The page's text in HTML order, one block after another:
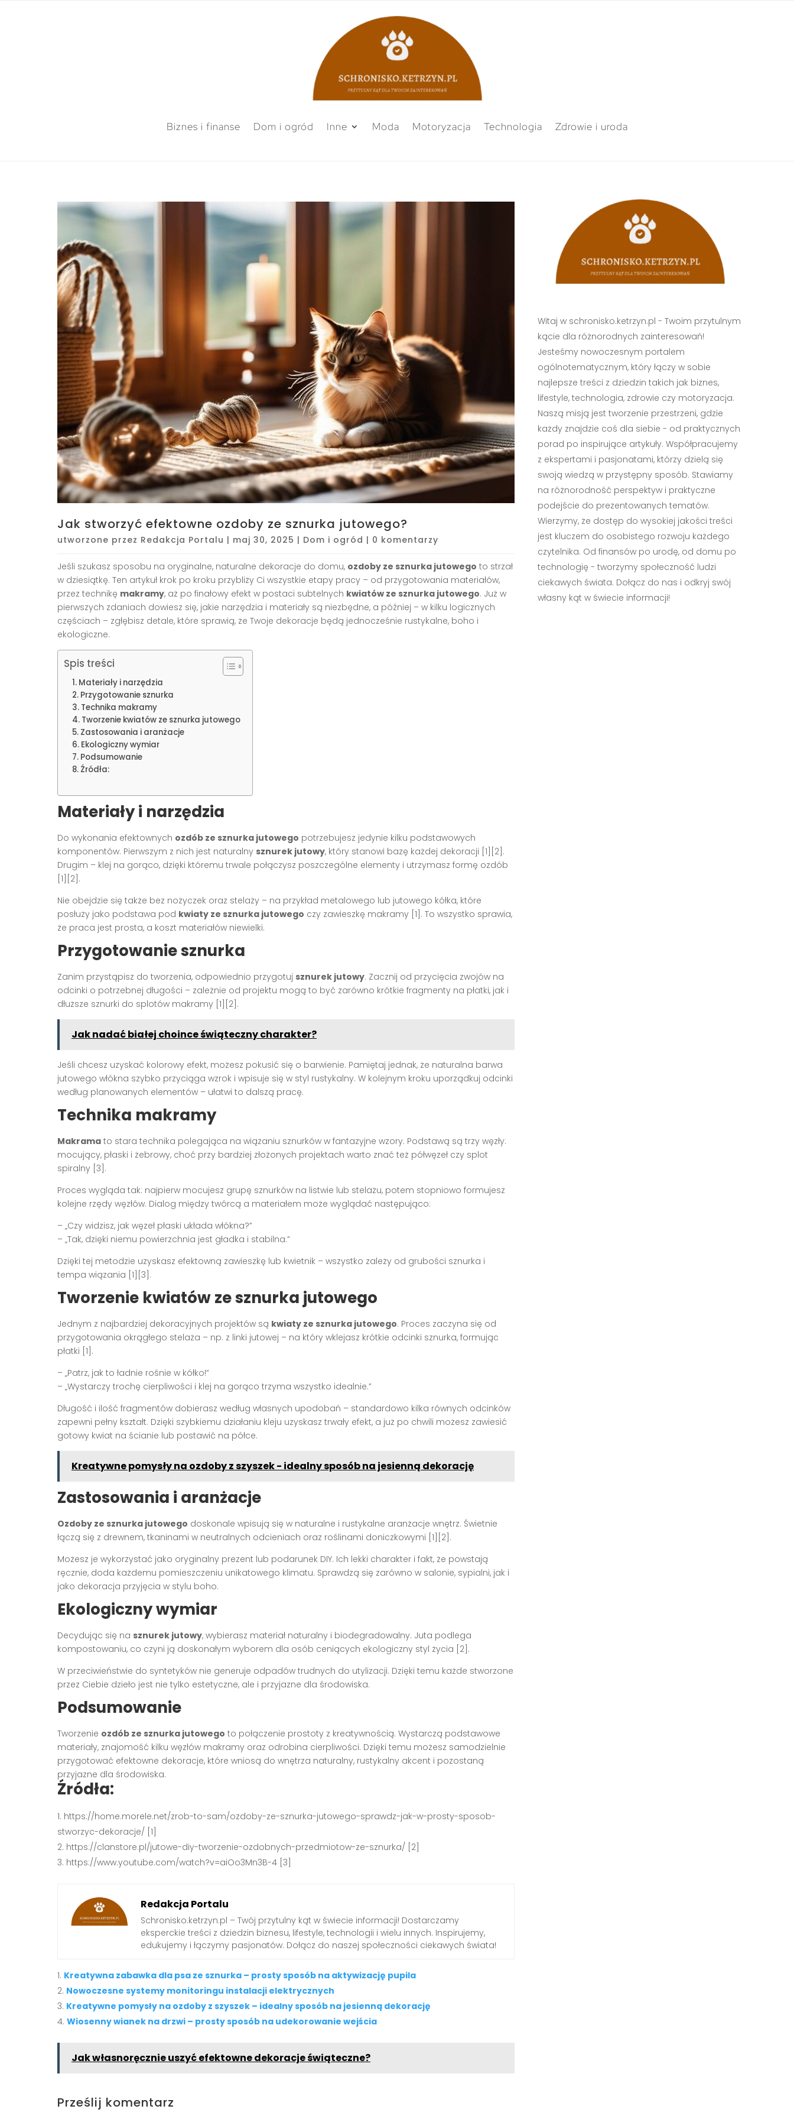
Biznes i finanse Dom i ogród Inne Moda Motoryzacja Technologia Zdrowie i uroda
Jak stworzyć efektowne ozdoby ze sznurka jutowego?
utworzone przez Redakcja Portalu | maj 30, 2025 | Dom i ogród | 0 komentarzy
Jeśli szukasz sposobu na oryginalne, naturalne dekoracje do domu, ozdoby ze sznurka jutowego to strzał
w dziesiątkę. Ten artykuł krok po kroku przybliży Ci wszystkie etapy pracy – od przygotowania materiałów,
przez technikę makramy, aż po finałowy efekt w postaci subtelnych kwiatów ze sznurka jutowego. Już w
pierwszych zdaniach dowiesz się, jakie narzędzia i materiały są niezbędne, a później – w kilku logicznych
częściach – zgłębisz detale, które sprawią, że Twoje dekoracje będą jednocześnie rustykalne, boho i
ekologiczne.
Spis treści
Materiały i narzędzia
Przygotowanie sznurka
Technika makramy
Tworzenie kwiatów ze sznurka jutowego
Zastosowania i aranżacje
Ekologiczny wymiar
Podsumowanie
Źródła:
Materiały i narzędzia
Do wykonania efektownych ozdób ze sznurka jutowego potrzebujesz jedynie kilku podstawowych
komponentów. Pierwszym z nich jest naturalny sznurek jutowy, który stanowi bazę każdej dekoracji [1][2].
Drugim – klej na gorąco, dzięki któremu trwale połączysz poszczególne elementy i utrzymasz formę ozdób
[1][2].
Nie obejdzie się także bez nożyczek oraz stelaży – na przykład metalowego lub jutowego kółka, które
posłuży jako podstawa pod kwiaty ze sznurka jutowego czy zawieszkę makramy [1]. To wszystko sprawia,
że praca jest prosta, a koszt materiałów niewielki.
Przygotowanie sznurka
Zanim przystąpisz do tworzenia, odpowiednio przygotuj sznurek jutowy. Zacznij od przycięcia zwojów na
odcinki o potrzebnej długości – zależnie od projektu mogą to być zarówno krótkie fragmenty na płatki, jak i
dłuższe sznurki do splotów makramy [1][2].
Jak nadać białej choince świąteczny charakter?
Jeśli chcesz uzyskać kolorowy efekt, możesz pokusić się o barwienie. Pamiętaj jednak, że naturalna barwa
jutowego włókna szybko przyciąga wzrok i wpisuje się w styl rustykalny. W kolejnym kroku uporządkuj odcinki
według planowanych elementów – ułatwi to dalszą pracę.
Technika makramy
Makrama to stara technika polegająca na wiązaniu sznurków w fantazyjne wzory. Podstawą są trzy węzły:
mocujący, płaski i żebrowy, choć przy bardziej złożonych projektach warto znać też półwęzeł czy splot
spiralny [3].
Proces wygląda tak: najpierw mocujesz grupę sznurków na listwie lub stelażu, potem stopniowo formujesz
kolejne rzędy węzłów. Dialog między twórcą a materiałem może wyglądać następująco:
– „Czy widzisz, jak węzeł płaski układa włókna?”
– „Tak, dzięki niemu powierzchnia jest gładka i stabilna.”
Dzięki tej metodzie uzyskasz efektowną zawieszkę lub kwietnik – wszystko zależy od grubości sznurka i
tempa wiązania [1][3].
Tworzenie kwiatów ze sznurka jutowego
Jednym z najbardziej dekoracyjnych projektów są kwiaty ze sznurka jutowego. Proces zaczyna się od
przygotowania okrągłego stelaża – np. z linki jutowej – na który wklejasz krótkie odcinki sznurka, formując
płatki [1].
– „Patrz, jak to ładnie rośnie w kółko!”
– „Wystarczy trochę cierpliwości i klej na gorąco trzyma wszystko idealnie.”
Długość i ilość fragmentów dobierasz według własnych upodobań – standardowo kilka równych odcinków
zapewni pełny kształt. Dzięki szybkiemu działaniu kleju uzyskasz trwały efekt, a już po chwili możesz zawiesić
gotowy kwiat na ścianie lub postawić na półce.
Kreatywne pomysły na ozdoby z szyszek - idealny sposób na jesienną dekorację
Zastosowania i aranżacje
Ozdoby ze sznurka jutowego doskonale wpisują się w naturalne i rustykalne aranżacje wnętrz. Świetnie
łączą się z drewnem, tkaninami w neutralnych odcieniach oraz roślinami doniczkowymi [1][2].
Możesz je wykorzystać jako oryginalny prezent lub podarunek DIY. Ich lekki charakter i fakt, że powstają
ręcznie, doda każdemu pomieszczeniu unikatowego klimatu. Sprawdzą się zarówno w salonie, sypialni, jak i
jako dekoracja przyjęcia w stylu boho.
Ekologiczny wymiar
Decydując się na sznurek jutowy, wybierasz materiał naturalny i biodegradowalny. Juta podlega
kompostowaniu, co czyni ją doskonałym wyborem dla osób ceniących ekologiczny styl życia [2].
W przeciwieństwie do syntetyków nie generuje odpadów trudnych do utylizacji. Dzięki temu każde stworzone
przez Ciebie dzieło jest nie tylko estetyczne, ale i przyjazne dla środowiska.
Podsumowanie
Tworzenie ozdób ze sznurka jutowego to połączenie prostoty z kreatywnością. Wystarczą podstawowe
materiały, znajomość kilku węzłów makramy oraz odrobina cierpliwości. Dzięki temu możesz samodzielnie
przygotować efektowne dekoracje, które wniosą do wnętrza naturalny, rustykalny akcent i pozostaną
przyjazne dla środowiska.
Źródła:
https://home.morele.net/zrob-to-sam/ozdoby-ze-sznurka-jutowego-sprawdz-jak-w-prosty-sposob-
stworzyc-dekoracje/ [1]
https://clanstore.pl/jutowe-diy-tworzenie-ozdobnych-przedmiotow-ze-sznurka/ [2]
https://www.youtube.com/watch?v=aiOo3Mn3B-4 [3]
Redakcja Portalu
Schronisko.ketrzyn.pl – Twój przytulny kąt w świecie informacji! Dostarczamy
eksperckie treści z dziedzin biznesu, lifestyle, technologii i wielu innych. Inspirujemy,
edukujemy i łączymy pasjonatów. Dołącz do naszej społeczności ciekawych świata!
Kreatywna zabawka dla psa ze sznurka – prosty sposób na aktywizację pupila
Nowoczesne systemy monitoringu instalacji elektrycznych
Kreatywne pomysły na ozdoby z szyszek – idealny sposób na jesienną dekorację
Wiosenny wianek na drzwi – prosty sposób na udekorowanie wejścia
Jak własnoręcznie uszyć efektowne dekoracje świąteczne?
Prześlij komentarz
Witaj w schronisko.ketrzyn.pl - Twoim przytulnym
kącie dla różnorodnych zainteresowań!
Jesteśmy nowoczesnym portalem
ogólnotematycznym, który łączy w sobie
najlepsze treści z dziedzin takich jak biznes,
lifestyle, technologia, zdrowie czy motoryzacja.
Naszą misją jest tworzenie przestrzeni, gdzie
każdy znajdzie coś dla siebie - od praktycznych
porad po inspirujące artykuły. Współpracujemy
z ekspertami i pasjonatami, którzy dzielą się
swoją wiedzą w przystępny sposób. Stawiamy
na różnorodność perspektyw i praktyczne
podejście do prezentowanych tematów.
Wierzymy, że dostęp do wysokiej jakości treści
jest kluczem do osobistego rozwoju każdego
czytelnika. Od finansów po urodę, od domu po
technologię - tworzymy społeczność ludzi
ciekawych świata. Dołącz do nas i odkryj swój
własny kąt w świecie informacji!